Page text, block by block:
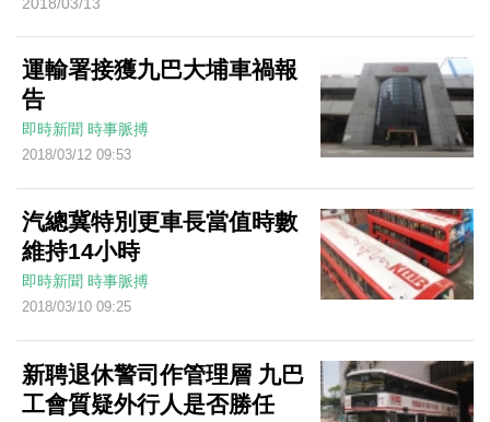
運輸署接獲九巴大埔車禍報
告
即時新聞 時事脈搏
2018/03/12 09:53
汽總冀特別更車長當值時數
維持14小時
即時新聞 時事脈搏
2018/03/10 09:25
新聘退休警司作管理層 九巴
工會質疑外行人是否勝任